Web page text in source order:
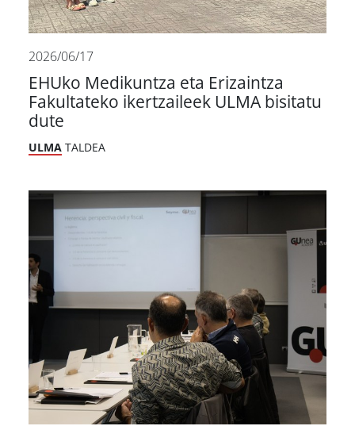
2026/06/17
EHUko Medikuntza eta Erizaintza
Fakultateko ikertzaileek ULMA bisitatu
dute
ULMA TALDEA